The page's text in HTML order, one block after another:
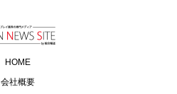
HOME
会社概要